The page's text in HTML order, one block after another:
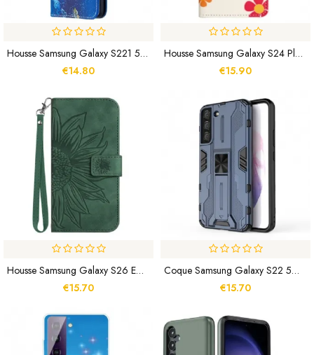
Housse Samsung Galaxy S221 5G Papillons Rois
€14.80
Housse Samsung Galaxy S24 Plus 5G Couple De Hiboux
€15.90
Housse Samsung Galaxy S26 Empreinte Tournesol À Lanière
€15.70
Coque Samsung Galaxy S22 5G Support Amovible
€15.70